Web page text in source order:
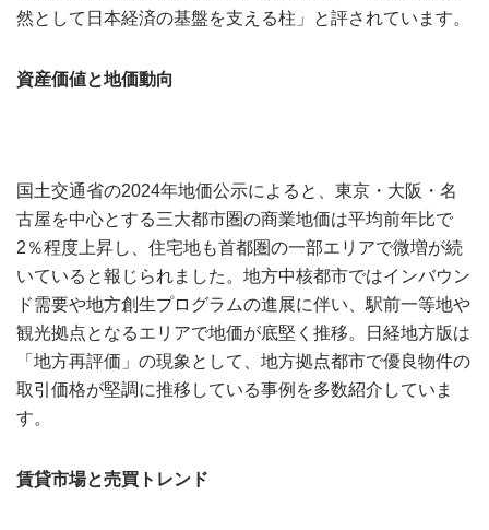
然として日本経済の基盤を支える柱」と評されています。
資産価値と地価動向
国土交通省の2024年地価公示によると、東京・大阪・名
古屋を中心とする三大都市圏の商業地価は平均前年比で
2％程度上昇し、住宅地も首都圏の一部エリアで微増が続
いていると報じられました。地方中核都市ではインバウン
ド需要や地方創生プログラムの進展に伴い、駅前一等地や
観光拠点となるエリアで地価が底堅く推移。日経地方版は
「地方再評価」の現象として、地方拠点都市で優良物件の
取引価格が堅調に推移している事例を多数紹介していま
す。
賃貸市場と売買トレンド